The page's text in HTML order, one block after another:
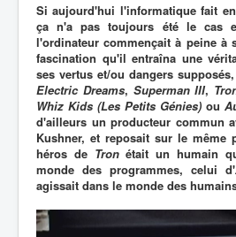
Si aujourd'hui l'informatique fait
ça n'a pas toujours été le cas
l'ordinateur commençait à peine à
fascination qu'il entraîna une
ses vertus et/ou dangers
Electric Dreams, Superman III,
Whiz Kids (Les Petits Génies) ou
d'ailleurs un producteur commun
Kushner, et reposait sur le
héros de Tronétait un humain
monde des programmes, celui d'
agissait dans le monde des